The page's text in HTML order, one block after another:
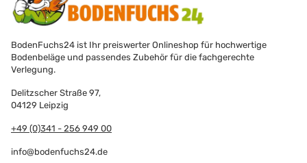
BodenFuchs24 ist Ihr preiswerter Onlineshop für hochwertige
Bodenbeläge und passendes Zubehör für die fachgerechte
Verlegung.
Delitzscher Straße 97,
04129 Leipzig
+49 (0)341 - 256 949 00
info@bodenfuchs24.de